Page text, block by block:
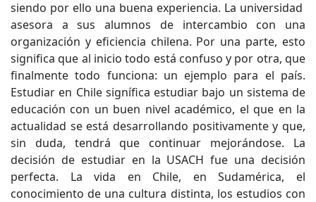
siendo por ello una buena experiencia. La universidad
asesora a sus alumnos de intercambio con una
organización y eficiencia chilena. Por una parte, esto
significa que al inicio todo está confuso y por otra, que
finalmente todo funciona: un ejemplo para el país.
Estudiar en Chile signífica estudiar bajo un sistema de
educación con un buen nivel académico, el que en la
actualidad se está desarrollando positivamente y que,
sin duda, tendrá que continuar mejorándose. La
decisión de estudiar en la USACH fue una decisión
perfecta. La vida en Chile, en Sudamérica, el
conocimiento de una cultura distinta, los estudios con